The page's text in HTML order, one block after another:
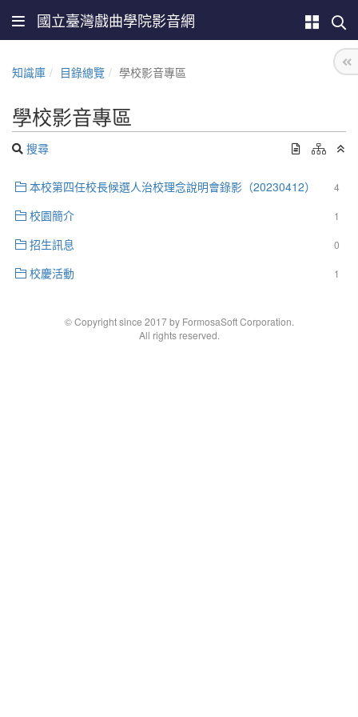
國立臺灣戲曲學院影音網
知識庫 目錄總覽 學校影音專區
學校影音專區
搜尋
4
本校第四任校長候選人治校理念說明會錄影（20230412）
1
校園簡介
0
招生訊息
1
校慶活動
© Copyright since 2017 by FormosaSoft Corporation.
All rights reserved.